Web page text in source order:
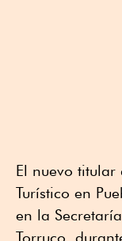
El nuevo
Turístico en
en la
Torruco,